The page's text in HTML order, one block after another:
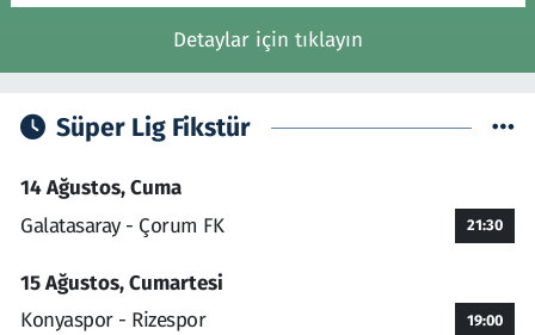
Detaylar için tıklayın
Süper Lig Fikstür
14 Ağustos, Cuma
Galatasaray - Çorum FK
21:30
15 Ağustos, Cumartesi
Konyaspor - Rizespor
19:00